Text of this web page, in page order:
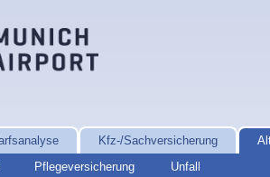
Kfz-/Sachversicherung
Pflegeversicherung Unfall